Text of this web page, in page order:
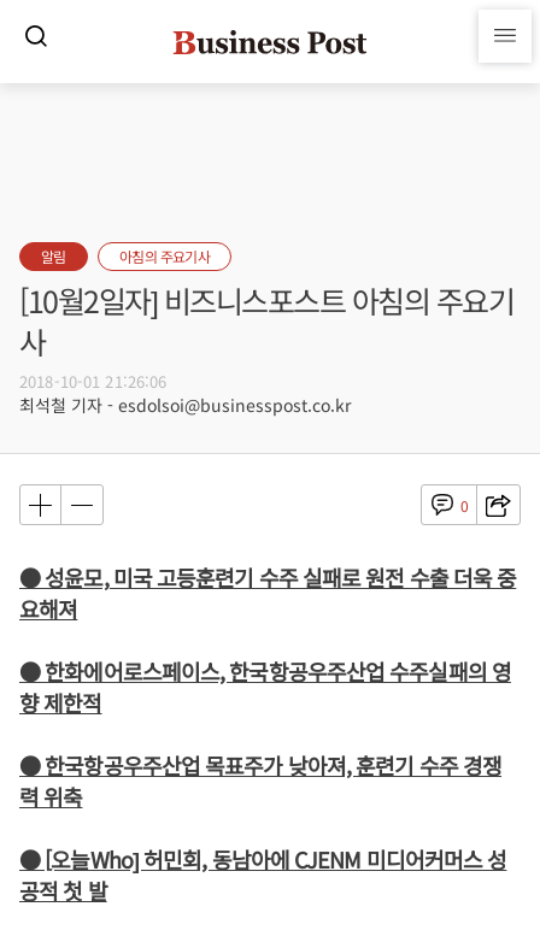
알림 아침의 주요기사
[10월2일자] 비즈니스포스트 아침의 주요기
사
2018-10-01 21:26:06
최석철 기자 - esdolsoi@businesspost.co.kr
0
● 성윤모, 미국 고등훈련기 수주 실패로 원전 수출 더욱 중
요해져
● 한화에어로스페이스, 한국항공우주산업 수주실패의 영
향 제한적
● 한국항공우주산업 목표주가 낮아져, 훈련기 수주 경쟁
력 위축
● [오늘Who] 허민회, 동남아에 CJENM 미디어커머스 성
공적 첫 발